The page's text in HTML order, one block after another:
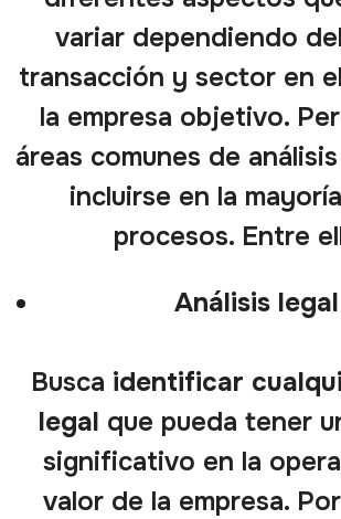
variar dependiendo
transacción y sector en
la empresa objetivo.
áreas comunes de
incluirse en la
procesos. Entre
Análisis legal
Busca identificar
legal que pueda tener
significativo en la
valor de la empresa.